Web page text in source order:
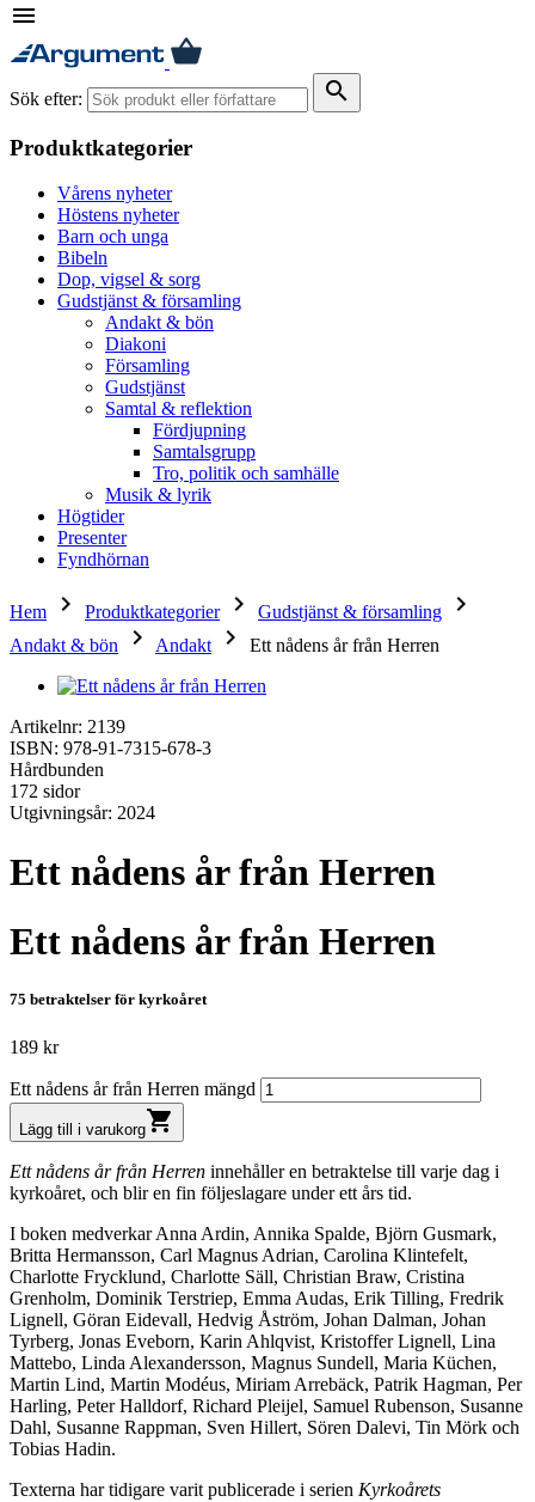
menu
Sök efter: search
Produktkategorier
Vårens nyheter
Höstens nyheter
Barn och unga
Bibeln
Dop, vigsel & sorg
Gudstjänst & församling
Andakt & bön
Diakoni
Församling
Gudstjänst
Samtal & reflektion
Fördjupning
Samtalsgrupp
Tro, politik och samhälle
Musik & lyrik
Högtider
Presenter
Fyndhörnan
Hem keyboard_arrow_right Produktkategorier keyboard_arrow_right Gudstjänst & församling keyboard_arrow_right
Andakt & bön keyboard_arrow_right Andakt keyboard_arrow_right Ett nådens år från Herren
Artikelnr: 2139
ISBN: 978-91-7315-678-3
Hårdbunden
172 sidor
Utgivningsår: 2024
Ett nådens år från Herren
Ett nådens år från Herren
75 betraktelser för kyrkoåret
189 kr
Ett nådens år från Herren mängd
Lägg till i varukorgshopping_cart
Ett nådens år från Herren innehåller en betraktelse till varje dag i
kyrkoåret, och blir en fin följeslagare under ett års tid.
I boken medverkar Anna Ardin, Annika Spalde, Björn Gusmark,
Britta Hermansson, Carl Magnus Adrian, Carolina Klintefelt,
Charlotte Frycklund, Charlotte Säll, Christian Braw, Cristina
Grenholm, Dominik Terstriep, Emma Audas, Erik Tilling, Fredrik
Lignell, Göran Eidevall, Hedvig Åström, Johan Dalman, Johan
Tyrberg, Jonas Eveborn, Karin Ahlqvist, Kristoffer Lignell, Lina
Mattebo, Linda Alexandersson, Magnus Sundell, Maria Küchen,
Martin Lind, Martin Modéus, Miriam Arrebäck, Patrik Hagman, Per
Harling, Peter Halldorf, Richard Pleijel, Samuel Rubenson, Susanne
Dahl, Susanne Rappman, Sven Hillert, Sören Dalevi, Tin Mörk och
Tobias Hadin.
Texterna har tidigare varit publicerade i serien Kyrkoårets